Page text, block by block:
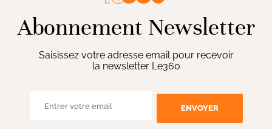
Abonnement Newsletter
Saisissez votre adresse email pour recevoir
la newsletter Le360
ENVOYER